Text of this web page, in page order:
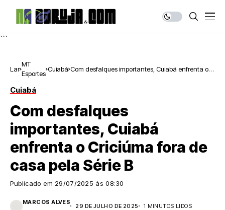
```
Lar
MT
Esportes
Cuiabá Com desfalques importantes, Cuiabá enfrenta o
Cuiabá
Com desfalques
importantes, Cuiabá
enfrenta o Criciúma fora de
casa pela Série B
Publicado em 29/07/2025 às 08:30
MARCOS ALVES
29 DE JULHO DE 2025 1 MINUTOS LIDOS